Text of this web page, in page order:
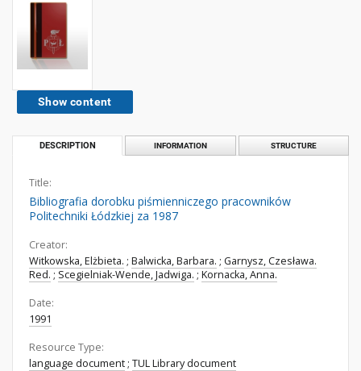
Show content
DESCRIPTION INFORMATION STRUCTURE
Title:
Bibliografia dorobku piśmienniczego pracowników
Politechniki Łódzkiej za 1987
Creator:
Witkowska, Elżbieta. ; Balwicka, Barbara. ; Garnysz, Czesława.
Red. ; Scegielniak-Wende, Jadwiga. ; Kornacka, Anna.
Date:
1991
Resource Type:
language document ; TUL Library document